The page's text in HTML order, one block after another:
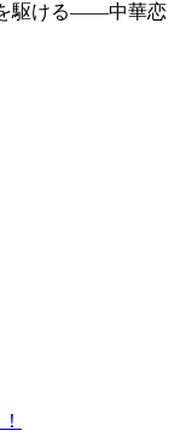
駆ける――中華恋